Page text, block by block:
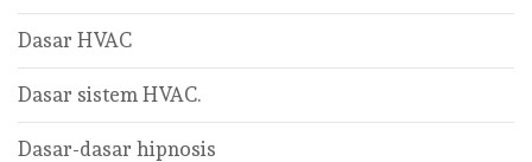
Dasar HVAC
Dasar sistem HVAC.
Dasar-dasar hipnosis